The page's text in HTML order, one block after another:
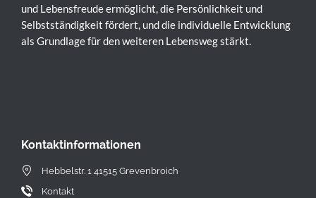
und Lebensfreude ermöglicht, die Persönlichkeit und
Selbstständigkeit fördert, und die individuelle Entwicklung
als Grundlage für den weiteren Lebensweg stärkt.
Kontaktinformationen
Hebbelstr. 1 41515 Grevenbroich
Kontakt